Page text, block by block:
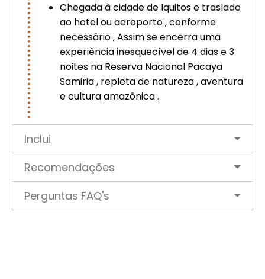
Chegada à cidade de Iquitos e traslado
ao hotel ou aeroporto , conforme
necessário , Assim se encerra uma
experiência inesquecível de 4 dias e 3
noites na Reserva Nacional Pacaya
Samiria , repleta de natureza , aventura
e cultura amazônica .
Inclui
Recomendações
Perguntas FAQ's